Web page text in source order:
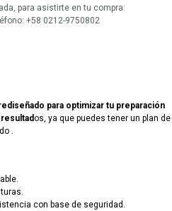
para asistirte en tu compra:
+58 0212-9750802
para optimizar tu preparación
os, ya que puedes tener un plan de
.
con base de seguridad.